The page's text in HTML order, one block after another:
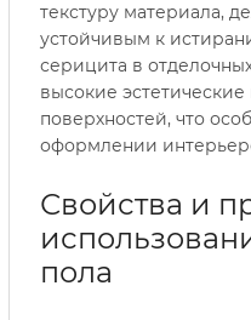
текстуру материала,
устойчивым к
серицита в
высокие эстетические
поверхностей, что
оформлении
Свойства и
пола